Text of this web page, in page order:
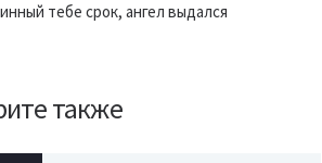
тебе срок, ангел выдался
также